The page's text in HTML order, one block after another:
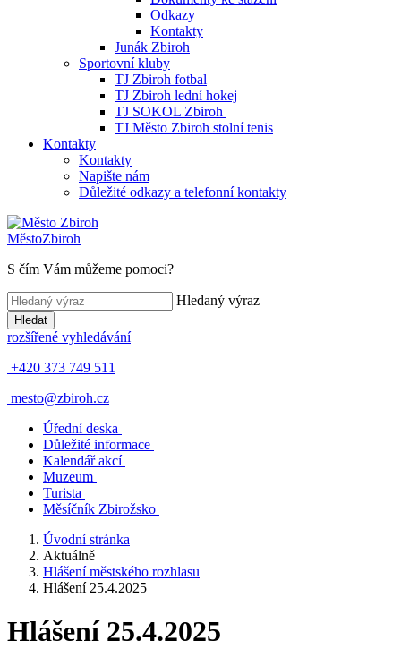
Odkazy
Kontakty
Junák Zbiroh
Sportovní kluby
TJ Zbiroh fotbal
TJ Zbiroh lední hokej
TJ SOKOL Zbiroh
TJ Město Zbiroh stolní tenis
Kontakty
Kontakty
Napište nám
Důležité odkazy a telefonní kontakty
MěstoZbiroh
S čím Vám můžeme pomoci?
Hledaný výraz
Hledat
rozšířené vyhledávání
+420 373 749 511
mesto@zbiroh.cz
Úřední deska
Důležité informace
Kalendář akcí
Muzeum
Turista
Měsíčník Zbirožsko
Úvodní stránka
Aktuálně
Hlášení městského rozhlasu
Hlášení 25.4.2025
Hlášení 25.4.2025